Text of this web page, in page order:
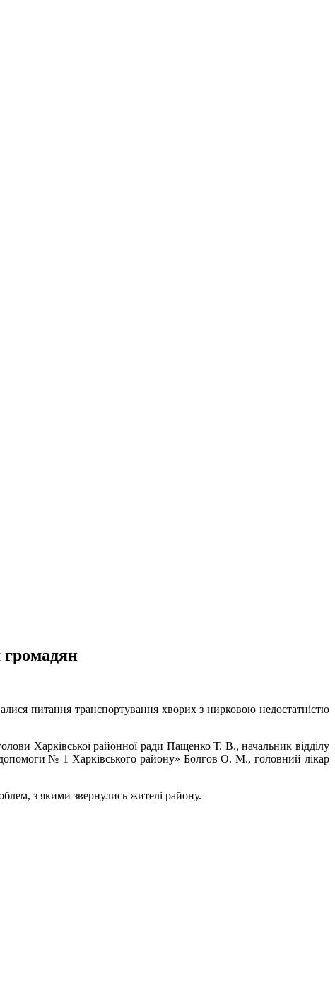
громадян
питання транспортування хворих з нирковою недостатністю
Харківської районної ради Пащенко Т. В., начальник відділу
№ 1 Харківського району» Болгов О. М., головний лікар
з якими звернулись жителі району.